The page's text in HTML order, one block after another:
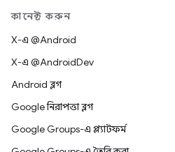
কানেক্ট করুন
X-এ @Android
X-এ @AndroidDev
Android ব্লগ
Google নিরাপত্তা ব্লগ
Google Groups-এ প্ল্যাটফর্ম